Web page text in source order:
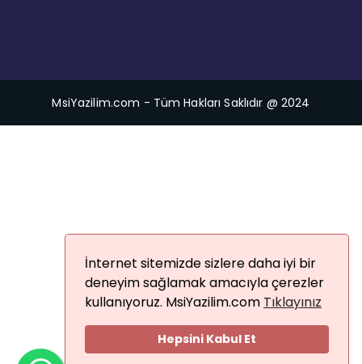
İnternet sitemizde sizlere daha iyi bir
deneyim sağlamak amacıyla çerezler
kullanıyoruz. MsiYazilim.com Tıklayınız
Hepsini Kabul Et
MsiYazilim.com - Tüm Hakları Saklıdır @ 2024